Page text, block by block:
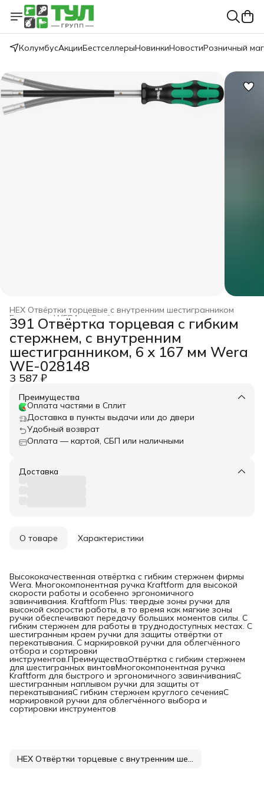
КолумбусАкцииБестселлерыНовинкиНовостиРозничный
HEX Отвёртки торцевые с внутренним шестигранником
Отвёртки
WERA
Главная ›
391 Отвёртка торцевая с гибким
стержнем, с внутренним
шестигранником, 6 x 167 мм Wera
WE-028148
3 587 ₽
Преимущества
Оплата частями в Сплит
Доставка в пункты выдачи или до двери
Удобный возврат
Оплата — картой, СБП или наличными
Доставка
О товаре Характеристики
Высококачественная отвёртка с гибким стержнем фирмы
Wera. Многокомпонентная ручка Kraftform для высокой
скорости работы и особенно эргономичного
завинчивания. Kraftform Plus: твердые зоны ручки для
высокой скорости работы, в то время как мягкие зоны
ручки обеспечивают передачу больших моментов силы. С
гибким стержнем для работы в труднодоступных местах. С
шестигранным краем ручки для защиты отвёртки от
перекатывания. С маркировкой ручки для облегчённого
отбора и сортировки
инструментов.ПреимуществаОтвёртка с гибким стержнем
для шестигранных винтовМногокомпонентная ручка
Kraftform для быстрого и эргономичного завинчиванияС
шестигранным наплывом ручки для защиты от
перекатыванияС гибким стержнем круглого сеченияС
маркировкой ручки для облегчённого выбора и
сортировки инструментов
HEX Отвёртки торцевые с внутренним шестигранником